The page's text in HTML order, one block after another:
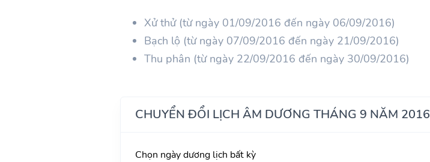
Xử thử (từ ngày 01/09/2016 đến ngày 06/09/2016)
Bạch lộ (từ ngày 07/09/2016 đến ngày 21/09/2016)
Thu phân (từ ngày 22/09/2016 đến ngày 30/09/2016)
CHUYỂN ĐỔI LỊCH ÂM DƯƠNG THÁNG 9 NĂM 2016
Chọn ngày dương lịch bất kỳ